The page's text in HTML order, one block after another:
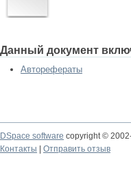
Данный документ
Авторефераты
DSpace software copyright ©
Контакты
Отправить отзыв